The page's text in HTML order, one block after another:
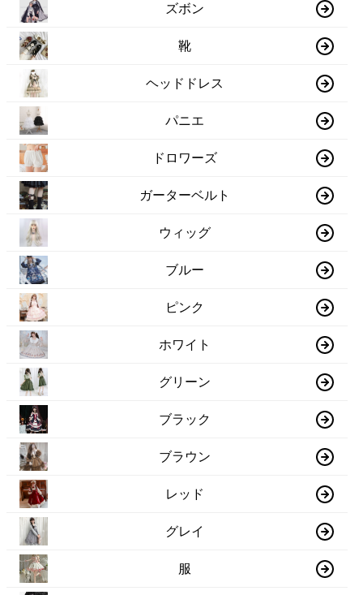
ズボン
靴
ヘッドドレス
パニエ
ドロワーズ
ガーターベルト
ウィッグ
ブルー
ピンク
ホワイト
グリーン
ブラック
ブラウン
レッド
グレイ
服